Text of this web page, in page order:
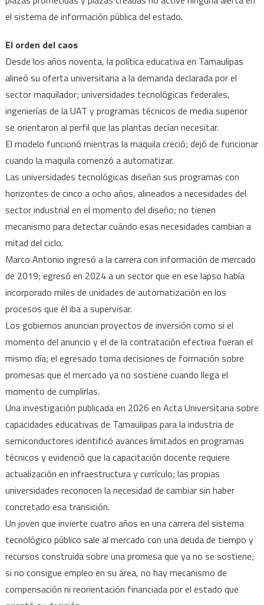
el sistema de información pública del estado.
El orden del caos
Desde los años noventa, la política educativa en Tamaulipas
alineó su oferta universitaria a la demanda declarada por el
sector maquilador; universidades tecnológicas federales,
ingenierías de la UAT y programas técnicos de media superior
se orientaron al perfil que las plantas decían necesitar.
El modelo funcionó mientras la maquila creció; dejó de funcionar
cuando la maquila comenzó a automatizar.
Las universidades tecnológicas diseñan sus programas con
horizontes de cinco a ocho años, alineados a necesidades del
sector industrial en el momento del diseño; no tienen
mecanismo para detectar cuándo esas necesidades cambian a
mitad del ciclo.
Marco Antonio ingresó a la carrera con información de mercado
de 2019; egresó en 2024 a un sector que en ese lapso había
incorporado miles de unidades de automatización en los
procesos que él iba a supervisar.
Los gobiernos anuncian proyectos de inversión como si el
momento del anuncio y el de la contratación efectiva fueran el
mismo día; el egresado toma decisiones de formación sobre
promesas que el mercado ya no sostiene cuando llega el
momento de cumplirlas.
Una investigación publicada en 2026 en Acta Universitaria sobre
capacidades educativas de Tamaulipas para la industria de
semiconductores identificó avances limitados en programas
técnicos y evidenció que la capacitación docente requiere
actualización en infraestructura y currículo; las propias
universidades reconocen la necesidad de cambiar sin haber
concretado esa transición.
Un joven que invierte cuatro años en una carrera del sistema
tecnológico público sale al mercado con una deuda de tiempo y
recursos construida sobre una promesa que ya no se sostiene;
si no consigue empleo en su área, no hay mecanismo de
compensación ni reorientación financiada por el estado que